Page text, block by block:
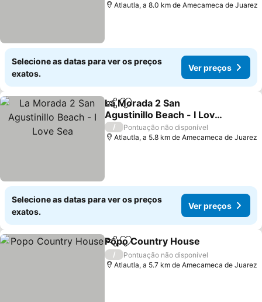
Atlautla, a 8.0 km de Amecameca de Juarez
Selecione as datas para ver os preços
exatos.
Ver preços
PartilharAdicionar aos favoritos
La Morada 2 San
Agustinillo Beach - I Love
Sea
Ver preços
/
Pontuação não disponível
Atlautla, a 5.8 km de Amecameca de Juarez
Selecione as datas para ver os preços
exatos.
Ver preços
PartilharAdicionar aos favoritos
Popo Country House
/
Pontuação não disponível
Atlautla, a 5.7 km de Amecameca de Juarez